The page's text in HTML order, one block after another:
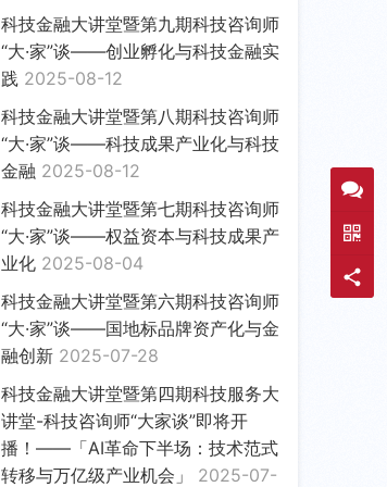
科技金融大讲堂暨第九期科技咨询师
“大·家”谈——创业孵化与科技金融实
践 2025-08-12
科技金融大讲堂暨第八期科技咨询师
“大·家”谈——科技成果产业化与科技
金融 2025-08-12
科技金融大讲堂暨第七期科技咨询师
“大·家”谈——权益资本与科技成果产
业化 2025-08-04
科技金融大讲堂暨第六期科技咨询师
“大·家”谈——国地标品牌资产化与金
融创新 2025-07-28
科技金融大讲堂暨第四期科技服务大
讲堂-科技咨询师“大家谈”即将开
播！——「AI革命下半场：技术范式
转移与万亿级产业机会」 2025-07-